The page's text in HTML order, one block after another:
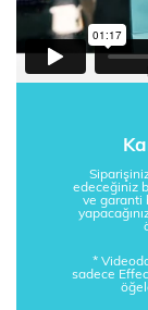
edeceğiniz
ve garanti
*
sadece